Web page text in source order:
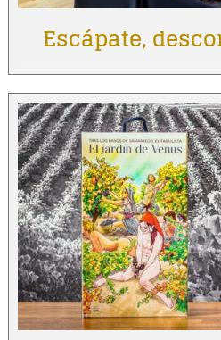
Escápate,